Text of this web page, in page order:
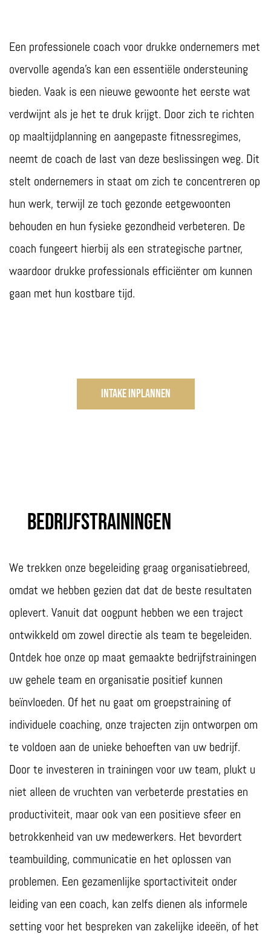
Een professionele coach voor drukke ondernemers met
overvolle agenda’s kan een essentiële ondersteuning
bieden. Vaak is een nieuwe gewoonte het eerste wat
verdwijnt als je het te druk krijgt. Door zich te richten
op maaltijdplanning en aangepaste fitnessregimes,
neemt de coach de last van deze beslissingen weg. Dit
stelt ondernemers in staat om zich te concentreren op
hun werk, terwijl ze toch gezonde eetgewoonten
behouden en hun fysieke gezondheid verbeteren. De
coach fungeert hierbij als een strategische partner,
waardoor drukke professionals efficiënter om kunnen
gaan met hun kostbare tijd.
Intake inplannen
Bedrijfstrainingen
We trekken onze begeleiding graag organisatiebreed,
omdat we hebben gezien dat dat de beste resultaten
oplevert. Vanuit dat oogpunt hebben we een traject
ontwikkeld om zowel directie als team te begeleiden.
Ontdek hoe onze op maat gemaakte bedrijfstrainingen
uw gehele team en organisatie positief kunnen
beïnvloeden. Of het nu gaat om groepstraining of
individuele coaching, onze trajecten zijn ontworpen om
te voldoen aan de unieke behoeften van uw bedrijf.
Door te investeren in trainingen voor uw team, plukt u
niet alleen de vruchten van verbeterde prestaties en
productiviteit, maar ook van een positieve sfeer en
betrokkenheid van uw medewerkers. Het bevordert
teambuilding, communicatie en het oplossen van
problemen. Een gezamenlijke sportactiviteit onder
leiding van een coach, kan zelfs dienen als informele
setting voor het bespreken van zakelijke ideeën, of het